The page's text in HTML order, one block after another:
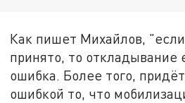
Как пишет Михайлов,
принято, то откладывание
ошибка. Более того,
ошибкой то, что